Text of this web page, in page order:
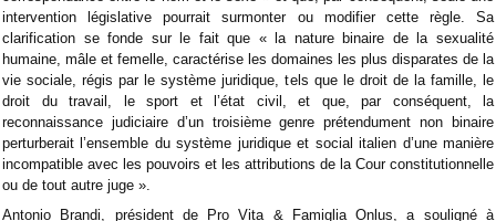
intervention législative pourrait surmonter ou modifier cette règle. Sa
clarification se fonde sur le fait que « la nature binaire de la sexualité
humaine, mâle et femelle, caractérise les domaines les plus disparates de la
vie sociale, régis par le système juridique, tels que le droit de la famille, le
droit du travail, le sport et l’état civil, et que, par conséquent, la
reconnaissance judiciaire d’un troisième genre prétendument non binaire
perturberait l’ensemble du système juridique et social italien d’une manière
incompatible avec les pouvoirs et les attributions de la Cour constitutionnelle
ou de tout autre juge ».
Antonio Brandi, président de Pro Vita & Famiglia Onlus, a souligné à